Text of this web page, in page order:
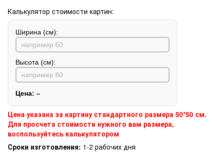
Калькулятор стоимости картин:
Ширина (см):
Высота (см):
Цена: –
Цена указана за картину стандартного размера 50*50 см.
Для просчета стоимости нужного вам размера,
воспользуйтесь калькулятором
Сроки изготовления: 1-2 рабочих дня